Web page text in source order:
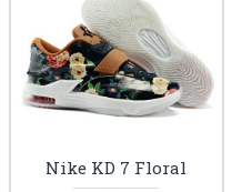
Nike KD 7 Floral